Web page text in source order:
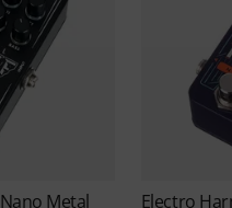
Nano Metal
Electro